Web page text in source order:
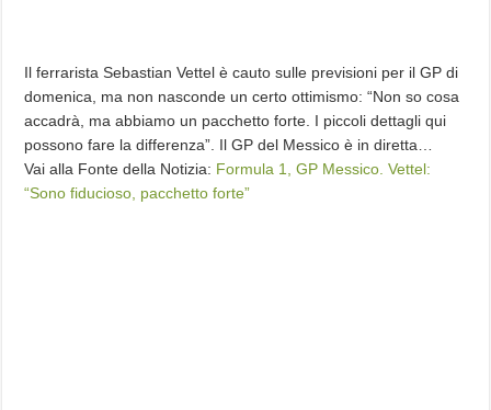
Il ferrarista Sebastian Vettel è cauto sulle previsioni per il GP di
domenica, ma non nasconde un certo ottimismo: “Non so cosa
accadrà, ma abbiamo un pacchetto forte. I piccoli dettagli qui
possono fare la differenza”. Il GP del Messico è in diretta…
Vai alla Fonte della Notizia: Formula 1, GP Messico. Vettel:
“Sono fiducioso, pacchetto forte”